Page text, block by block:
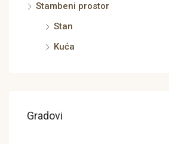
Stambeni prostor
Stan
Kuća
Gradovi